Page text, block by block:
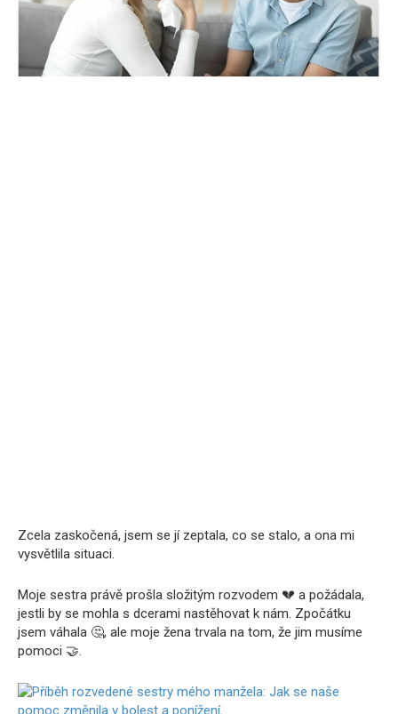
Zcela zaskočená, jsem se jí zeptala, co se stalo, a ona mi
vysvětlila situaci.
Moje sestra právě prošla složitým rozvodem 💔 a požádala,
jestli by se mohla s dcerami nastěhovat k nám. Zpočátku
jsem váhala 🤔, ale moje žena trvala na tom, že jim musíme
pomoci 🤝.